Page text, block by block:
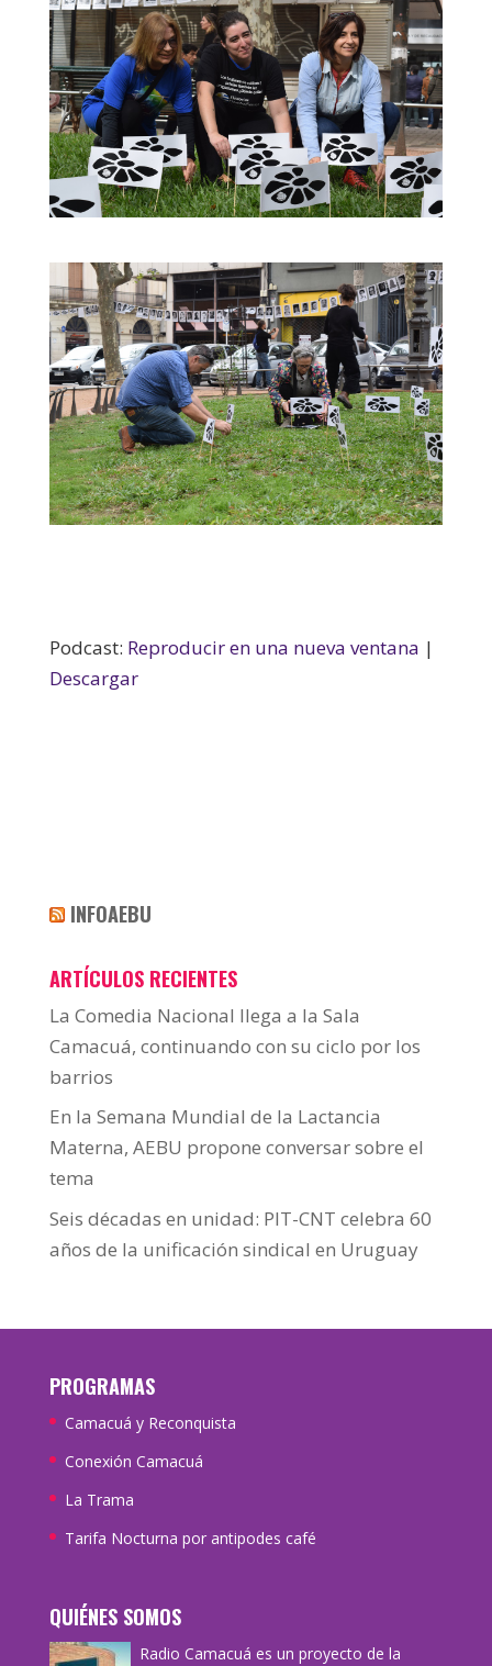
Podcast: Reproducir en una nueva ventana |
Descargar
INFOAEBU
ARTÍCULOS RECIENTES
La Comedia Nacional llega a la Sala
Camacuá, continuando con su ciclo por los
barrios
En la Semana Mundial de la Lactancia
Materna, AEBU propone conversar sobre el
tema
Seis décadas en unidad: PIT-CNT celebra 60
años de la unificación sindical en Uruguay
PROGRAMAS
Camacuá y Reconquista
Conexión Camacuá
La Trama
Tarifa Nocturna por antipodes café
QUIÉNES SOMOS
Radio Camacuá es un proyecto de la